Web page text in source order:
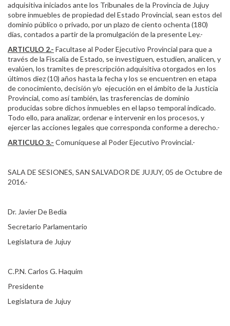
adquisitiva iniciados ante los Tribunales de la Provincia de Jujuy
sobre inmuebles de propiedad del Estado Provincial, sean estos del
dominio público o privado, por un plazo de ciento ochenta (180)
días, contados a partir de la promulgación de la presente Ley.-
ARTICULO 2.- Facultase al Poder Ejecutivo Provincial para que a
través de la Fiscalía de Estado, se investiguen, estudien, analicen, y
evalúen, los tramites de prescripción adquisitiva otorgados en los
últimos diez (10) años hasta la fecha y los se encuentren en etapa
de conocimiento, decisión y/o ejecución en el ámbito de la Justicia
Provincial, como así también, las trasferencias de dominio
producidas sobre dichos inmuebles en el lapso temporal indicado.
Todo ello, para analizar, ordenar e intervenir en los procesos, y
ejercer las acciones legales que corresponda conforme a derecho.-
ARTICULO 3.- Comuníquese al Poder Ejecutivo Provincial.-
SALA DE SESIONES, SAN SALVADOR DE JUJUY, 05 de Octubre de
2016.-
Dr. Javier De Bedia
Secretario Parlamentario
Legislatura de Jujuy
C.P.N. Carlos G. Haquim
Presidente
Legislatura de Jujuy